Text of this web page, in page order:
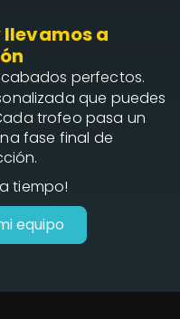
a
perfectos.
que puedes
trofeo pasa un
fase final de
tiempo!
equipo